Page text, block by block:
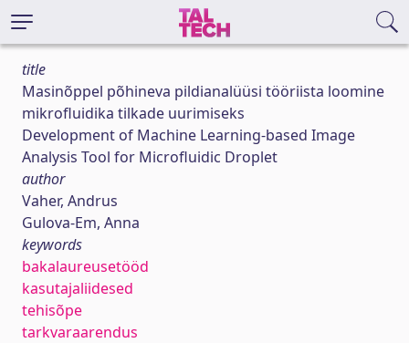
title
Masinõppel põhineva pildianalüüsi tööriista loomine
mikrofluidika tilkade uurimiseks
Development of Machine Learning-based Image
Analysis Tool for Microfluidic Droplet
author
Vaher, Andrus
Gulova-Em, Anna
keywords
bakalaureusetööd
kasutajaliidesed
tehisõpe
tarkvaraarendus